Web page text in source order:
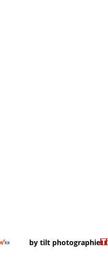
by tilt photographie